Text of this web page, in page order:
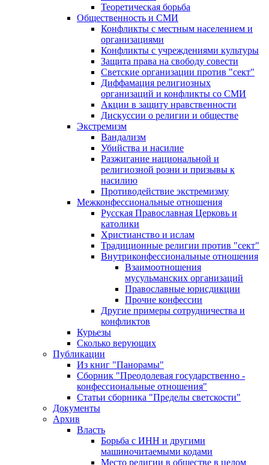
Теоретическая борьба
Общественность и СМИ
Конфликты с местным населением и
организациями
Конфликты с учреждениями культуры
Защита права на свободу совести
Светские организации против "сект"
Диффамация религиозных
организаций и конфликты со СМИ
Акции в защиту нравственности
Дискуссии о религии и обществе
Экстремизм
Вандализм
Убийства и насилие
Разжигание национальной и
религиозной розни и призывы к
насилию
Противодействие экстремизму
Межконфессиональные отношения
Русская Православная Церковь и
католики
Христианство и ислам
Традиционные религии против "сект"
Внутриконфессиональные отношения
Взаимоотношения
мусульманских организаций
Православные юрисдикции
Прочие конфессии
Другие примеры сотрудничества и
конфликтов
Курьезы
Сколько верующих
Публикации
Из книг "Панорамы"
Сборник "Преодолевая государственно -
конфессиональные отношения"
Статьи сборника "Пределы светскости"
Документы
Архив
Власть
Борьба с ИНН и другими
машиночитаемыми кодами
Место религии в обществе в целом